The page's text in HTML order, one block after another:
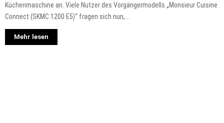
Küchenmaschine an. Viele Nutzer des Vorgängermodells „Monsieur Cuisine
Connect (SKMC 1200 E5)“ fragen sich nun,...
Mehr lesen